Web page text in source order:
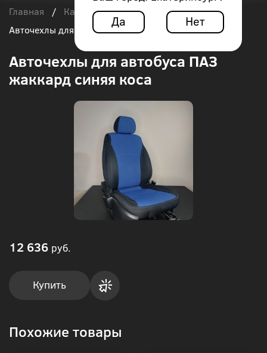
Да Нет
Главная / Каталог чехлов / Автобус / ПАЗ
Авточехлы для автобуса ПАЗ жаккард синяя коса
Авточехлы для автобуса ПАЗ
жаккард синяя коса
12 636 руб.
Купить
Похожие товары